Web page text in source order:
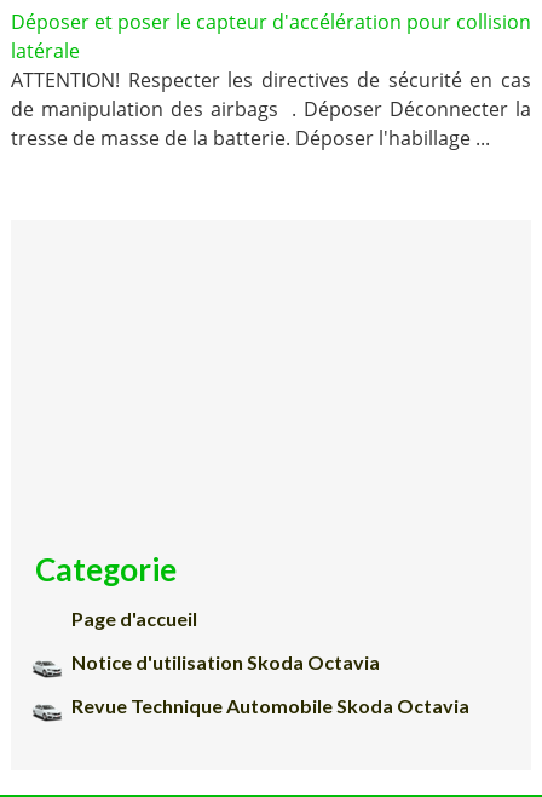
Déposer et poser le capteur d'accélération pour collision
latérale
ATTENTION! Respecter les directives de sécurité en cas
de manipulation des airbags . Déposer Déconnecter la
tresse de masse de la batterie. Déposer l'habillage ...
Categorie
Page d'accueil
Notice d'utilisation Skoda Octavia
Revue Technique Automobile Skoda Octavia